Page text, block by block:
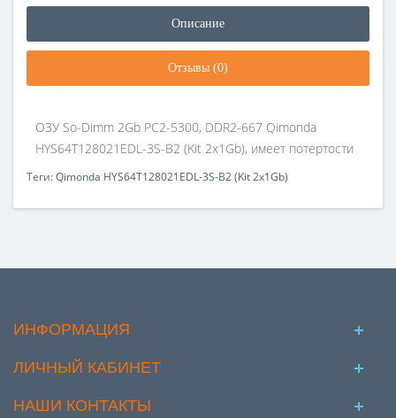
Описание
Отзывы (0)
ОЗУ So-Dimm 2Gb PC2-5300, DDR2-667 Qimonda
HYS64T128021EDL-3S-B2 (Kit 2x1Gb), имеет потертости
Теги:Qimonda HYS64T128021EDL-3S-B2 (Kit 2x1Gb)
ИНФОРМАЦИЯ
ЛИЧНЫЙ КАБИНЕТ
НАШИ КОНТАКТЫ